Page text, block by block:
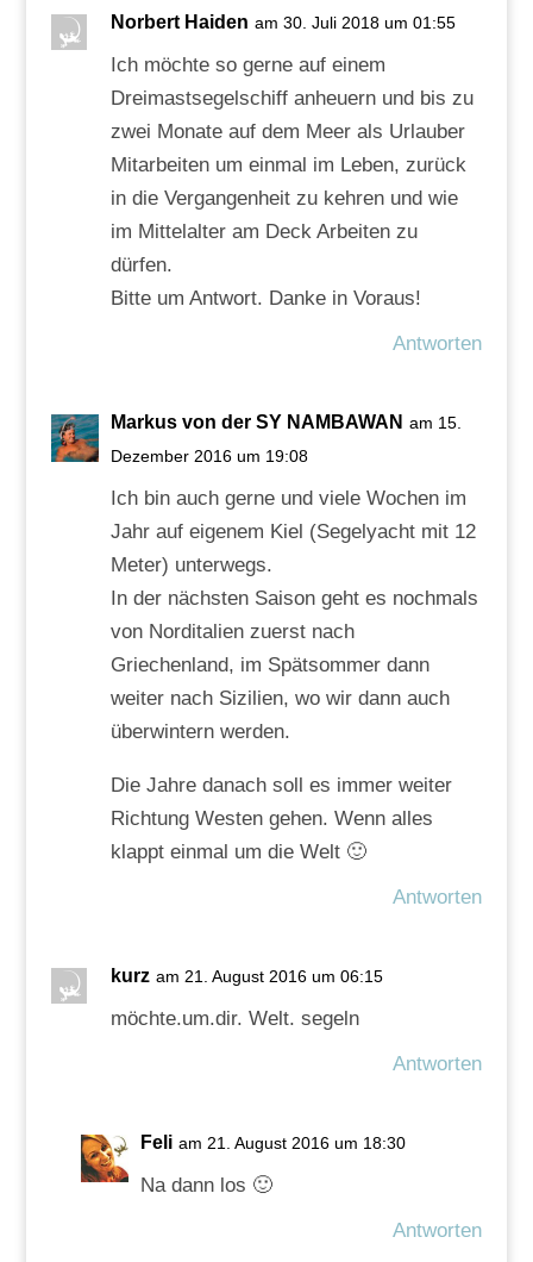
Norbert Haiden am 30. Juli 2018 um 01:55
Ich möchte so gerne auf einem
Dreimastsegelschiff anheuern und bis zu
zwei Monate auf dem Meer als Urlauber
Mitarbeiten um einmal im Leben, zurück
in die Vergangenheit zu kehren und wie
im Mittelalter am Deck Arbeiten zu
dürfen.
Bitte um Antwort. Danke in Voraus!
Antworten
Markus von der SY NAMBAWAN am 15.
Dezember 2016 um 19:08
Ich bin auch gerne und viele Wochen im
Jahr auf eigenem Kiel (Segelyacht mit 12
Meter) unterwegs.
In der nächsten Saison geht es nochmals
von Norditalien zuerst nach
Griechenland, im Spätsommer dann
weiter nach Sizilien, wo wir dann auch
überwintern werden.
Die Jahre danach soll es immer weiter
Richtung Westen gehen. Wenn alles
klappt einmal um die Welt 🙂
Antworten
kurz am 21. August 2016 um 06:15
möchte.um.dir. Welt. segeln
Antworten
Feli am 21. August 2016 um 18:30
Na dann los 🙂
Antworten